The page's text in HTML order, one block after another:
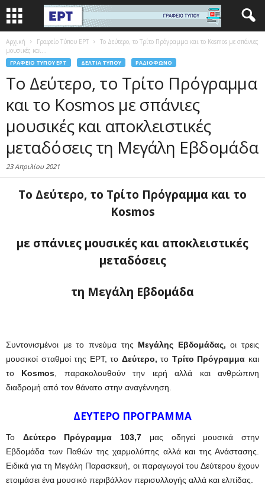
Αρχική Γραφείο Τύπου ΕΡΤ
Το Δεύτερο, το Τρίτο Πρόγραμμα και το Kosmos με σπάνιες
μουσικές και...
ΓΡΑΦΕΊΟ ΤΎΠΟΥ ΕΡΤ ΔΕΛΤΊΑ ΤΎΠΟΥ ΡΑΔΙΌΦΩΝΟ
Το Δεύτερο, το Τρίτο Πρόγραμμα
και το Kosmos με σπάνιες
μουσικές και αποκλειστικές
μεταδόσεις τη Μεγάλη Εβδομάδα
23 Απριλίου 2021
Το Δεύτερο, το Τρίτο Πρόγραμμα και το
Kosmos
με σπάνιες μουσικές και αποκλειστικές
μεταδόσεις
τη Μεγάλη Εβδομάδα
Συντονισμένοι με το πνεύμα της Μεγάλης Εβδομάδας, οι τρεις
μουσικοί σταθμοί της ΕΡΤ, το Δεύτερο, το Τρίτο Πρόγραμμα και
το Kosmos , παρακολουθούν την ιερή αλλά και ανθρώπινη
διαδρομή από τον θάνατο στην αναγέννηση.
ΔΕΥΤΕΡΟ ΠΡΟΓΡΑΜΜΑ
Το Δεύτερο Πρόγραμμα 103,7 μας οδηγεί μουσικά στην
Εβδομάδα των Παθών της χαρμολύπης αλλά και της Ανάστασης.
Ειδικά για τη Μεγάλη Παρασκευή, οι παραγωγοί του Δεύτερου έχουν
ετοιμάσει ένα μουσικό περιβάλλον περισυλλογής αλλά και ελπίδας.